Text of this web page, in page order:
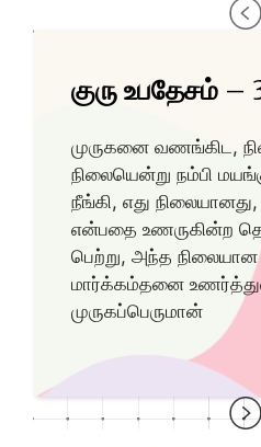
குரு உபதேசம் –
முருகனை வணங்கிட,
நிலையென்று நம்பி
நீங்கி, எது
என்பதை உணருகின்ற
பெற்று, அந்த
மார்க்கம்தனை
முருகப்பெருமான்